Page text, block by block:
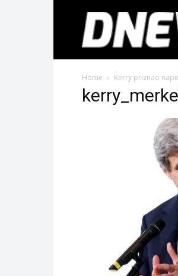
Home Kerry priznao